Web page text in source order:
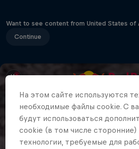
Want to see content from United States of
Continue
На этом сайте иcпользуются
необходимые файлы cookie. С
будут использоваться
cookie (в том числе сторонние)
технологии, требуемые для